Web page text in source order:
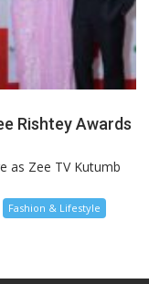
Rishtey Awards
as Zee TV Kutumb
Fashion & Lifestyle